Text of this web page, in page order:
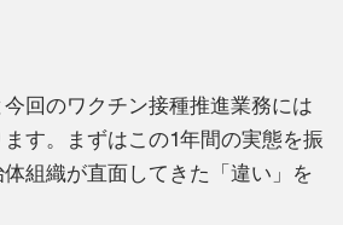
回のワクチン接種推進業務には
す。まずはこの1年間の実態を振
組織が直面してきた「違い」を